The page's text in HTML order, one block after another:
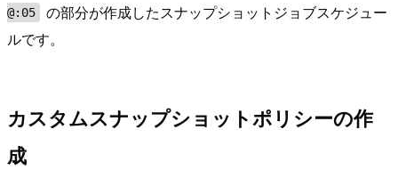
@:05
の部分が作成したスナップショットジョブスケジュー
ルです。
カスタムスナップショットポリシーの作
成